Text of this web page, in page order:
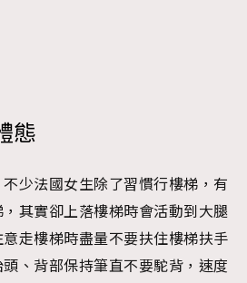
態
少法國女生除了習慣行樓梯，有
其實卻上落樓梯時會活動到大腿
走樓梯時盡量不要扶住樓梯扶手
、背部保持筆直不要駝背，速度